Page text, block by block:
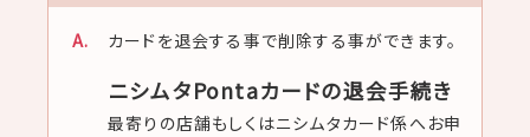
カードを退会する事で削除する事ができます。
ニシムタPontaカードの退会手続き
最寄りの店舗もしくはニシムタカード係へお申